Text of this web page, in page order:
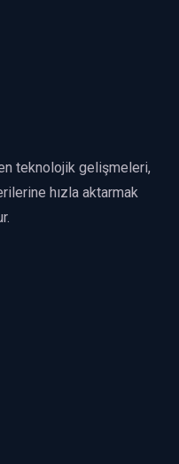
teknolojik gelişmeleri,
hızla aktarmak